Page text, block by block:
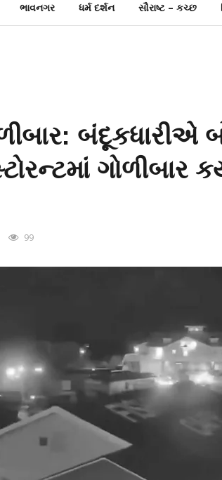
ભાવનગર ધર્મ દર્શન સૌરાષ્ટ – કચ્છ
બંદૂકધારીએ
ગોળીબાર
99